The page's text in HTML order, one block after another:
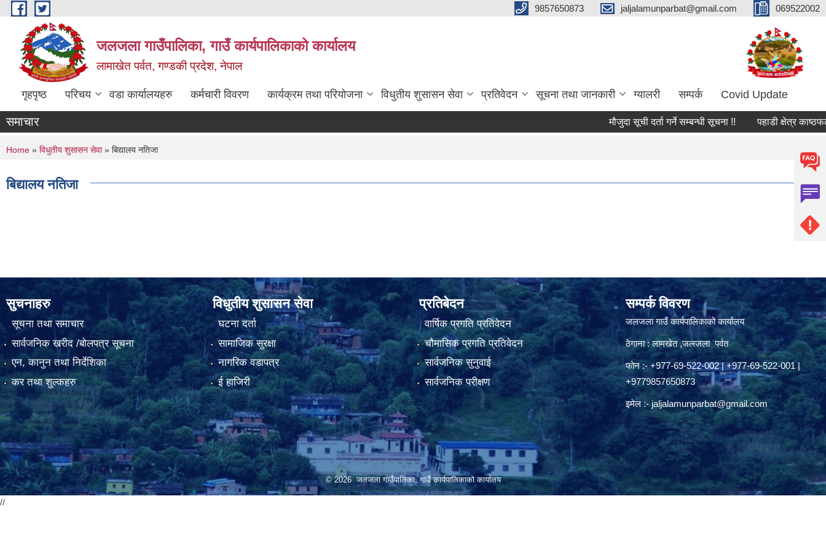
Skip to main content 9857650873 jaljalamunparbat@gmail.com 069522002
जलजला गाउँपालिका, गाउँ कार्यपालिकाको कार्यालय
लामाखेत पर्वत, गण्डकी प्रदेश, नेपाल
गृहपृष्ठ परिचय वडा कार्यालयहरु कर्मचारी विवरण कार्यक्रम तथा परियोजना विधुतीय शुसासन सेवा प्रतिवेदन सूचना तथा जानकारी ग्यालरी सम्पर्क Covid Update
समाचार मौजुदा सूची दर्ता गर्ने सम्बन्धी सूचना !! पहाडी क्षेत्र
You are here
Home » विधुतीय शुसासन सेवा» बिद्यालय नतिजा
बिद्यालय नतिजा
सुचनाहरु
सूचना तथा समाचार
सार्वजनिक खरीद /बोलपत्र सूचना
एन, कानुन तथा निर्देशिका
कर तथा शुल्कहरु
विधुतीय शुसासन सेवा
घटना दर्ता
सामाजिक सुरक्षा
नागरिक वडापत्र
ई हाजिरी
प्रतिबेदन
वार्षिक प्रगति प्रतिवेदन
चौमासिक प्रगति प्रतिवेदन
सार्वजनिक सुनुवाई
सार्वजनिक परीक्षण
सम्पर्क विवरण
जलजला गाउँ कार्यपालिकाको कार्यालय
ठेगाना : लामखेत ,जलजला पर्वत
फोन :- +977-69-522-002 | +977-69-522-001 |
+9779857650873
इमेल :- jaljalamunparbat@gmail.com
© 2026 जलजला गाउँपालिका, गाउँ कार्यपालिकाको कार्यालय
//